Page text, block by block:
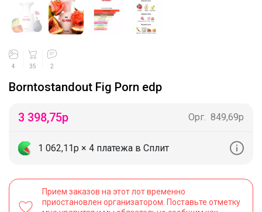
4 35 2
Borntostandout Fig Porn edp
3 398,75р Орг. 849,69р
1 062,11р × 4 платежа в Сплит
Прием заказов на этот лот временно
приостановлен организатором. Поставьте отметку